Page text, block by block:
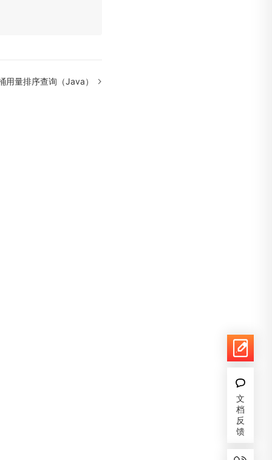
用量排序查询（Java）
文
档
反
馈